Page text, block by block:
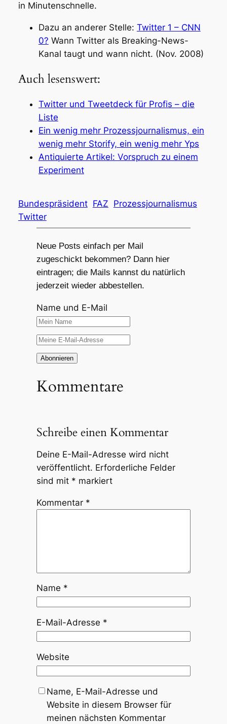
in Minutenschnelle.
Dazu an anderer Stelle: Twitter 1 – CNN
0? Wann Twitter als Breaking-News-
Kanal taugt und wann nicht. (Nov. 2008)
Auch lesenswert:
Twitter und Tweetdeck für Profis – die
Liste
Ein wenig mehr Prozessjournalismus, ein
wenig mehr Storify, ein wenig mehr Yps
Antiquierte Artikel: Vorspruch zu einem
Experiment
Bundespräsident FAZ Prozessjournalismus
Twitter
Neue Posts einfach per Mail
zugeschickt bekommen? Dann hier
eintragen; die Mails kannst du natürlich
jederzeit wieder abbestellen.
Name und E-Mail
Kommentare
Schreibe einen Kommentar
Deine E-Mail-Adresse wird nicht
veröffentlicht. Erforderliche Felder
sind mit * markiert
Kommentar *
Name *
E-Mail-Adresse *
Website
Name, E-Mail-Adresse und
Website in diesem Browser für
meinen nächsten Kommentar